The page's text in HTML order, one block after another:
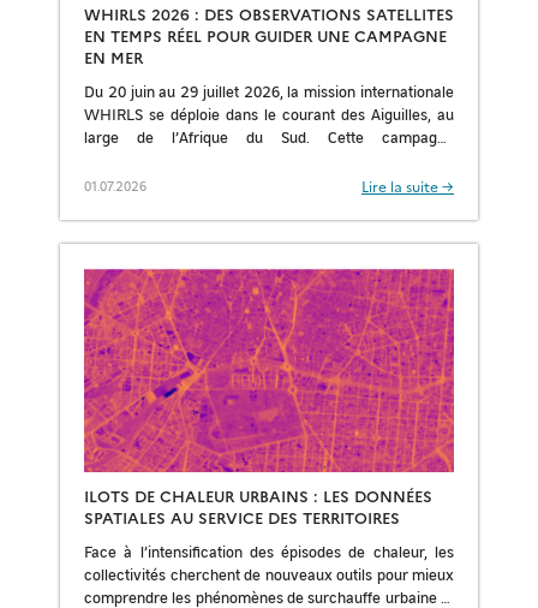
WHIRLS 2026 : DES OBSERVATIONS SATELLITES
EN TEMPS RÉEL POUR GUIDER UNE CAMPAGNE
EN MER
Du 20 juin au 29 juillet 2026, la mission internationale
WHIRLS se déploie dans le courant des Aiguilles, au
large de l’Afrique du Sud. Cette campagne
01.07.2026 Lire la suite →
ILOTS DE CHALEUR URBAINS : LES DONNÉES
SPATIALES AU SERVICE DES TERRITOIRES
Face à l’intensification des épisodes de chaleur, les
collectivités cherchent de nouveaux outils pour mieux
comprendre les phénomènes de surchauffe urbaine et